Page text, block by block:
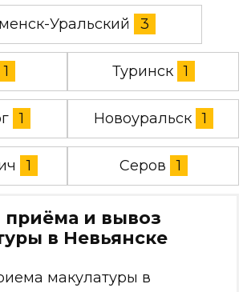
Уральский 3
1 Туринск 1
1 Новоуральск 1
1 Серов 1
приёма и вывоз
в Невьянске
макулатуры в